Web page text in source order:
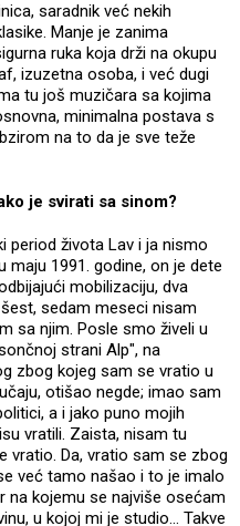
saradnik već nekih
Manje je zanima
ruka koja drži na okupu
izuzetna osoba, i već dugi
tu još muzičara sa kojima
minimalna postava s
na to da je sve teže
je svirati sa sinom?
period života Lav i ja nismo
maju 1991. godine, on je dete
mobilizaciju, dva
sedam meseci nisam
sa njim. Posle smo živeli u
strani Alp", na
zbog kojeg sam se vratio u
otišao negde; imao sam
a i jako puno mojih
vratili. Zaista, nisam tu
vratio. Da, vratio sam se zbog
već tamo našao i to je imalo
na kojemu se najviše osećam
u kojoj mi je studio... Takve